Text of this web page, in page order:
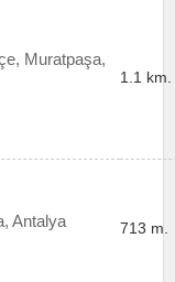
Muratpaşa,
1.1 km.
Antalya 713 m.